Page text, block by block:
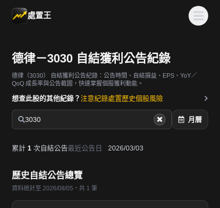
處置王
德律－3030 自結獲利公告紀錄
德律（3030）
自結獲利公告紀錄：公告時間、自結損益、EPS、YoY／
QoQ 成長率與公告截圖，快速掌握個股獲利動能。
想查此股的其他紀錄？ 注意紀錄處置歷史個股風險
3030 月曆
累計 1 次自結公告最近公告日 2026/03/03
歷史自結公告總覽
資料統計至 2026/08/05・共 1 筆